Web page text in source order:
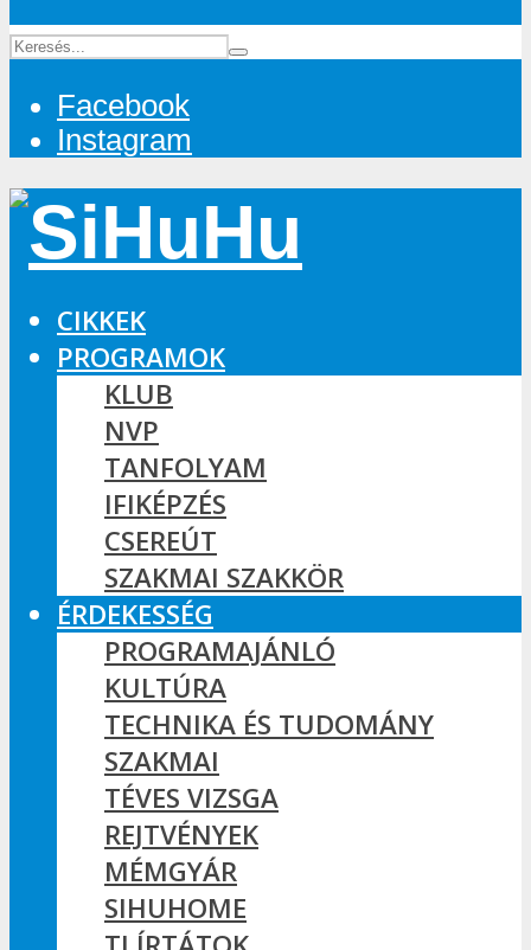
Facebook
Instagram
CIKKEK
PROGRAMOK
KLUB
NVP
TANFOLYAM
IFIKÉPZÉS
CSEREÚT
SZAKMAI SZAKKÖR
ÉRDEKESSÉG
PROGRAMAJÁNLÓ
KULTÚRA
TECHNIKA ÉS TUDOMÁNY
SZAKMAI
TÉVES VIZSGA
REJTVÉNYEK
MÉMGYÁR
SIHUHOME